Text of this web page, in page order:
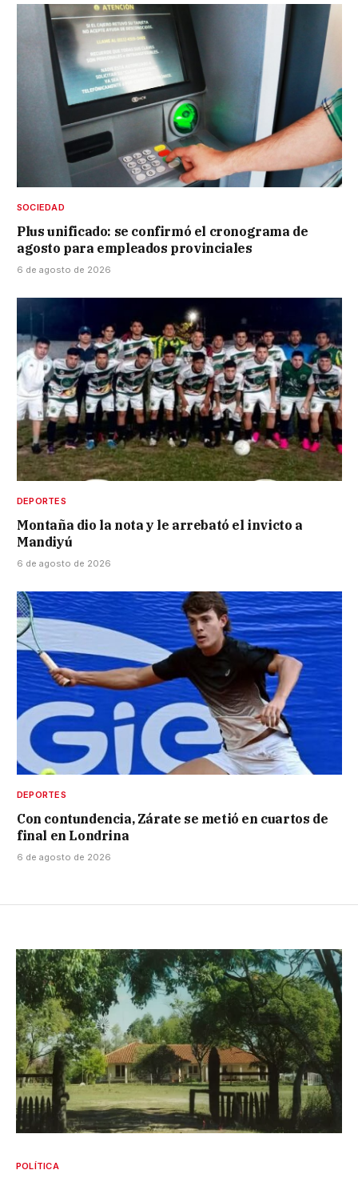
SOCIEDAD
Plus unificado: se confirmó el cronograma de
agosto para empleados provinciales
6 de agosto de 2026
DEPORTES
Montaña dio la nota y le arrebató el invicto a
Mandiyú
6 de agosto de 2026
DEPORTES
Con contundencia, Zárate se metió en cuartos de
final en Londrina
6 de agosto de 2026
POLÍTICA